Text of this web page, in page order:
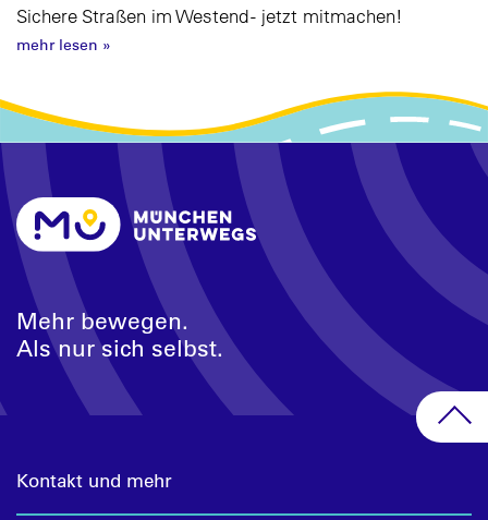
Sichere Straßen im Westend - jetzt mitmachen!
mehr lesen »
Mehr bewegen.
Als nur sich selbst.
Kontakt und mehr